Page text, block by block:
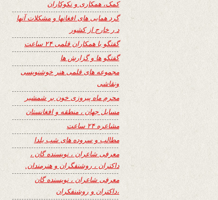
کمک، همکاری و نکوکاران
گرد همایی های افغانها و مشکلات آنها
د ر خارج از کشور
گفتگو با همکاران قلمی ۲۴ ساعت
گفتگو ها و گزارش ها
مجموعه های قلمی هنر خوشنویسی
ونقاشی
محرم ماه پیروزی خون بر شمشیر
مسایل جهان ، منطقه و افغانستان
مشاعره ۲۴ ساعت
مطالب و سروده های شب یلدا
معرفی شاعران ، نویسنده گان ،
داکتران ، روشنفگران و هنرمندان.
معرفی شاعران ، نویسنده گان
،داکتران و روشنفکران